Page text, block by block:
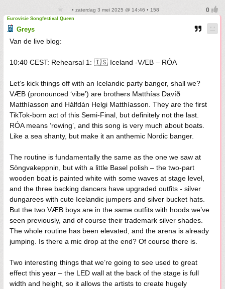
• zaterdag 3 mei 2025 @ 14:46 • 158
Eurovisie Songfestival Queen
Greys
Van de live blog:
10:40 CEST: Rehearsal 1: 🇮🇸 Iceland -VÆB – RÓA
Let’s kick things off with an Icelandic party banger, shall we?
VÆB (pronounced ‘vibe’) are brothers Matthías Davíð
Matthíasson and Hálfdán Helgi Matthíasson. They are the first
TikTok-born act of this Semi-Final, but definitely not the last.
RÓA means ‘rowing’, and this song is very much about boats.
Like a sea shanty, but make it an anthemic Nordic banger.
The routine is fundamentally the same as the one we saw at
Söngvakeppnin, but with a little Basel polish – the two-part
wooden boat is painted white with some waves at stage level,
and the three backing dancers have upgraded outfits - silver
dungarees with cute Icelandic jumpers and silver bucket hats.
But the two VÆB boys are in the same outfits with hoods we’ve
seen previously, and of course their trademark silver shades.
The whole routine has been elevated, and the arena is already
jumping. Is there a mic drop at the end? Of course there is.
Two interesting things that we’re going to see used to great
effect this year – the LED wall at the back of the stage is full
width and height, so it allows the artists to create hugely